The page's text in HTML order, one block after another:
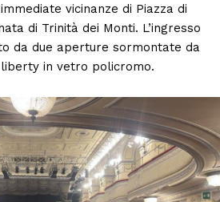
vicinanze di Piazza di
di Trinità dei Monti. L’ingresso
da due aperture sormontate da
in vetro policromo.